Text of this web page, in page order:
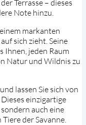
Terrasse – dieses
Note hinzu.
markanten
sich zieht. Seine
Ihnen, jeden Raum
Natur und Wildnis zu
lassen Sie sich von
einzigartige
auch eine
der Savanne.